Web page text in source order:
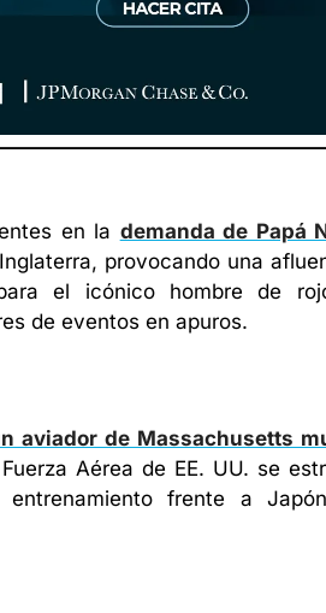
en la
provocando una
el icónico hombre de
de eventos en apuros.
aviador de Massachusetts
Aérea de EE. UU. se
frente a